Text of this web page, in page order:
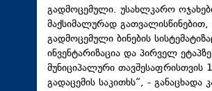
გადმოცემული. უსახლკარო
მაქსიმალურად გათვალისწინებით,
გადმოცემული ბინების
ინვენტარიზაცია და პირველ
მუნიციპალური თავშესაფრისთვის
გადაცემის საკითხს“, - განაცხადა